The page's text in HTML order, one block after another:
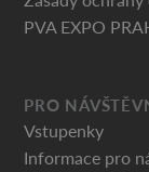
PVA EXPO
PRO
Vstupenky
Informace pro